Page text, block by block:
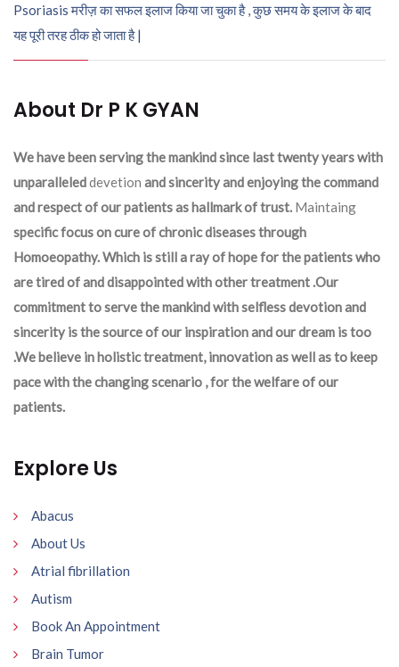
Psoriasis मरीज़ का सफल इलाज किया जा चुका है , कुछ समय के इलाज के बाद
यह पूरी तरह ठीक हो जाता है |
About Dr P K GYAN
We have been serving the mankind since last twenty years with
unparalleleddevetion and sincerity and enjoying the command
and respect of our patients as hallmark of trust. Maintaing
specific focus on cure of chronic diseases through
Homoeopathy. Which is still a ray of hope for the patients who
are tired of and disappointed with other treatment .Our
commitment to serve the mankind with selfless devotion and
sincerity is the source of our inspiration and our dream is too
.We believe in holistic treatment, innovation as well as to keep
pace with the changing scenario , for the welfare of our
patients.
Explore Us
Abacus
About Us
Atrial fibrillation
Autism
Book An Appointment
Brain Tumor